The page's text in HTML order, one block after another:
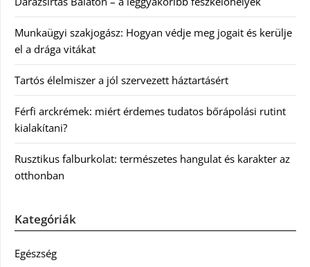
Munkaügyi szakjogász: Hogyan védje meg jogait és kerülje
el a drága vitákat
Tartós élelmiszer a jól szervezett háztartásért
Férfi arckrémek: miért érdemes tudatos bőrápolási rutint
kialakítani?
Rusztikus falburkolat: természetes hangulat és karakter az
otthonban
Kategóriák
Egészség